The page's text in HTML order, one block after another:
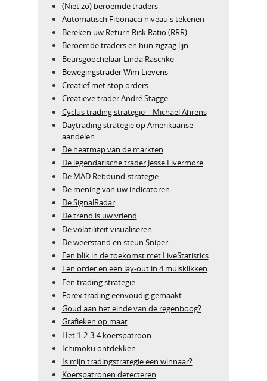
(Niet zo) beroemde traders
Automatisch Fibonacci niveau's tekenen
Bereken uw Return Risk Ratio (RRR)
Beroemde traders en hun zigzag lijn
Beursgoochelaar Linda Raschke
Bewegingstrader Wim Lievens
Creatief met stop orders
Creatieve trader André Stagge
Cyclus trading strategie – Michael Ahrens
Daytrading strategie op Amerikaanse
aandelen
De heatmap van de markten
De legendarische trader Jesse Livermore
De MAD Rebound-strategie
De mening van uw indicatoren
De SignalRadar
De trend is uw vriend
De volatiliteit visualiseren
De weerstand en steun Sniper
Een blik in de toekomst met LiveStatistics
Een order en een lay-out in 4 muisklikken
Een trading strategie
Forex trading eenvoudig gemaakt
Goud aan het einde van de regenboog?
Grafieken op maat
Het 1-2-3-4 koerspatroon
Ichimoku ontdekken
Is mijn tradingstrategie een winnaar?
Koerspatronen detecteren